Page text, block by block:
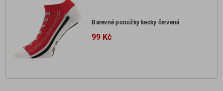
Barevné ponožky kecky červená
99 Kč